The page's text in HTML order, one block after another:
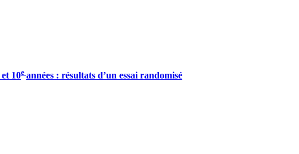
et 10e années : résultats d’un essai randomisé